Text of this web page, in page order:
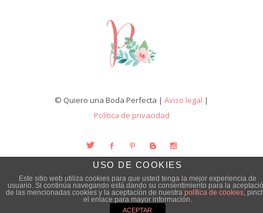
© Quiero una Boda Perfecta | Aviso legal |
Política de privacidad
USO DE COOKIES
Este sitio web utiliza cookies para que usted tenga la mejor experiencia de
usuario. Si continúa navegando está dando su consentimiento para la
de las mencionadas cookies y la aceptación de nuestra política de cookies,
el enlace para mayor información.
ACEPTAR